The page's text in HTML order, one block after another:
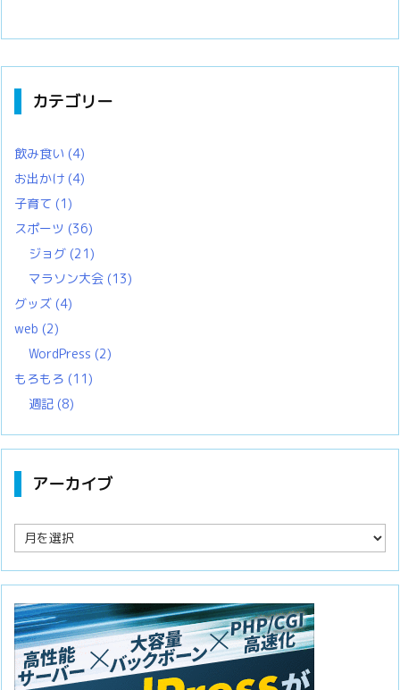
カテゴリー
飲み食い (4)
お出かけ (4)
子育て (1)
スポーツ (36)
ジョグ (21)
マラソン大会 (13)
グッズ (4)
web (2)
WordPress (2)
もろもろ (11)
週記 (8)
アーカイブ
ー
カ
イ
ブ